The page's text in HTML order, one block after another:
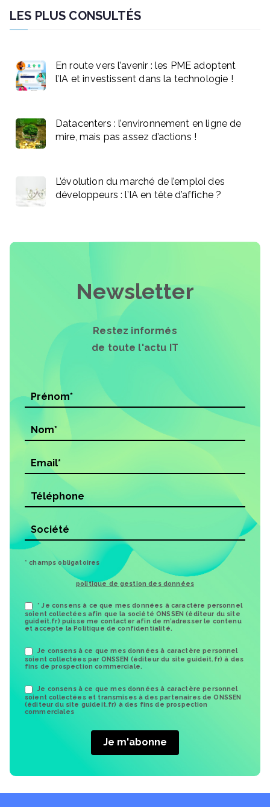
LES PLUS CONSULTÉS
En route vers l’avenir : les PME adoptent
l’IA et investissent dans la technologie !
Datacenters : l’environnement en ligne de
mire, mais pas assez d’actions !
L’évolution du marché de l’emploi des
développeurs : l’IA en tête d’affiche ?
Newsletter
Restez informés
de toute l'actu IT
* champs obligatoires
politique de gestion des données
* Je consens à ce que mes données à caractère personnel
soient collectées afin que la société ONSSEN (éditeur du site
guideit.fr) puisse me contacter afin de m’adresser le contenu
et accepte la Politique de confidentialité.
Je consens à ce que mes données à caractère personnel
soient collectées par ONSSEN (éditeur du site guideit.fr) à des
fins de prospection commerciale.
Je consens à ce que mes données à caractère personnel
soient collectées et transmises à des partenaires de ONSSEN
(éditeur du site guideit.fr) à des fins de prospection
commerciales